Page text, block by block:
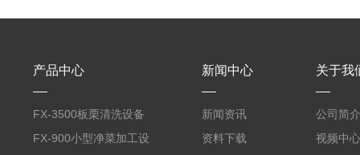
产品中心
FX-3500板栗清洗设备
全自动气泡清洗机
FX-900小型净菜加工设
新闻中心
新闻资讯
资料下载
关于我
公司简介
视频中心